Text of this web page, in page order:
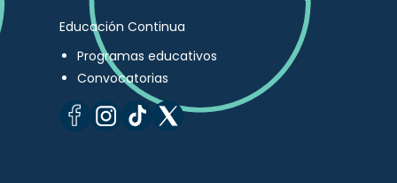
Educación Continua
Programas educativos
Convocatorias